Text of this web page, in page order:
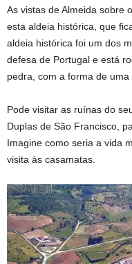
As vistas de Almeida sobre
esta aldeia histórica, que
aldeia histórica foi um dos
defesa de Portugal e está
pedra, com a forma de uma
Pode visitar as ruínas do
Duplas de São Francisco,
Imagine como seria a vida
visita às casamatas.